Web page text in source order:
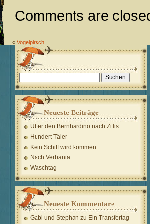
Comments are
« Vogelpirsch
Suchen
nach:
Neueste Beiträge
Über den Bernhardino nach Zillis
Hundert Täler
Kein Schiff wird kommen
Nach Verbania
Waschtag
Neueste Kommentare
Gabi und Stephan zu Ein Transfertag